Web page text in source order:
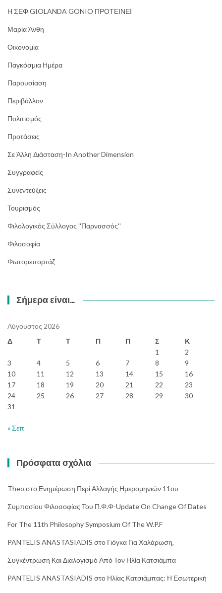
Η ΣΕΦ GIOLANDA GONIO ΠΡΟΤΕΙΝΕΙ
Μαρία Άνθη
Οικονομία
Παγκόσμια Ημέρα
Παρουσίαση
Περιβάλλον
Πολιτισμός
Προτάσεις
Σε Άλλη Διάσταση-In Another Dimension
Συγγραφείς
Συνεντεύξεις
Τουρισμός
Φιλολογικός Σύλλογος ''Παρνασσός''
Φιλοσοφία
Φωτορεπορτάζ
Σήμερα είναι…
Αύγουστος 2026
Δ
Τ Τ Π Π Σ
Κ
1
2
3
4 5 6 7 8
9
10
11 12 13 14 15
16
17
18 19 20 21 22
23
24
25 26 27 28 29
30
31
« Σεπ
Πρόσφατα σχόλια
Theo στο Ενημέρωση Περί Αλλαγής Ημερομηνιών 11ου
Συμποσίου Φιλοσοφίας Του Π.Φ.Φ-Update On Change Of Dates
For The 11th Philosophy Symposium Of The W.P.F
PANTELIS ANASTASIADIS στο Γιόγκα Για Χαλάρωση,
Συγκέντρωση Και Διαλογισμό Από Τον Ηλία Κατσιάμπα
PANTELIS ANASTASIADIS στο Ηλίας Κατσιάμπας: Η Εσωτερική